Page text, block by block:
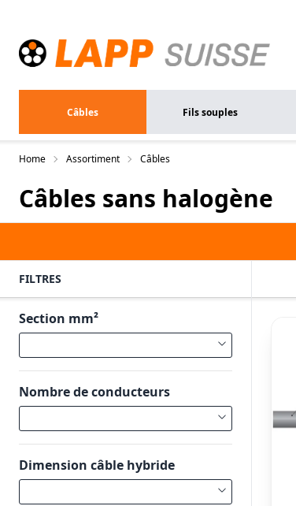
Câbles Fils souples
Home Assortiment Câbles
Câbles sans halogène
FILTRES
Section mm²
Nombre de conducteurs
Dimension câble hybride